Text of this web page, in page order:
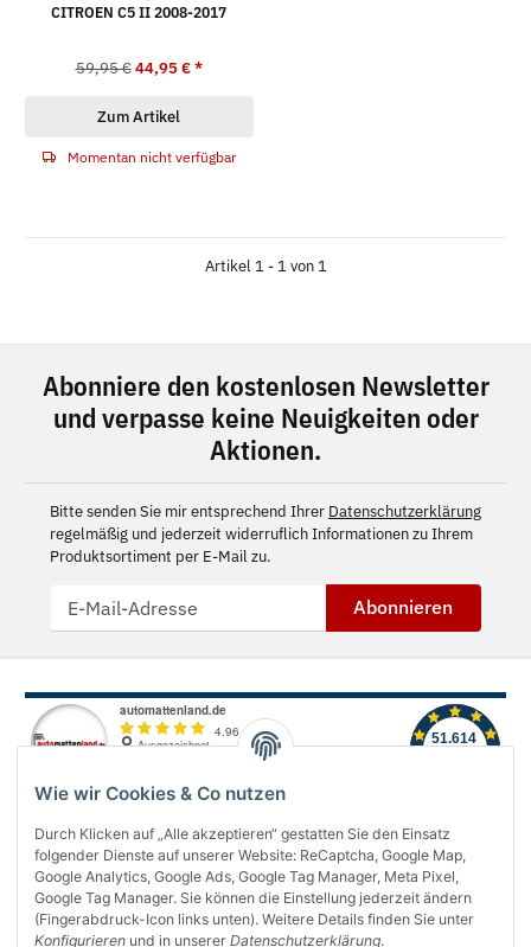
Wie wir Cookies & Co nutzen
Durch Klicken auf „Alle akzeptieren“ gestatten Sie den Einsatz
folgender Dienste auf unserer Website: ReCaptcha, Google Map,
Google Analytics, Google Ads, Google Tag Manager, Meta Pixel,
Google Tag Manager. Sie können die Einstellung jederzeit ändern
(Fingerabdruck-Icon links unten). Weitere Details finden Sie unter
Konfigurieren und in unserer Datenschutzerklärung.
CITROEN C5 II 2008-2017
59,95 € 44,95 €*
Zum Artikel
Momentan nicht verfügbar
Artikel 1 - 1 von 1
Abonniere den kostenlosen Newsletter
und verpasse keine Neuigkeiten oder
Aktionen.
Bitte senden Sie mir entsprechend Ihrer Datenschutzerklärung
regelmäßig und jederzeit widerruflich Informationen zu Ihrem
Produktsortiment per E-Mail zu.
Abonnieren
Über uns
Informationen